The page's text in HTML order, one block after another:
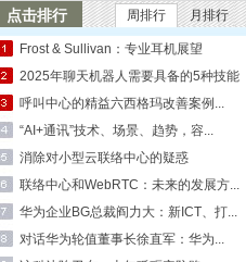
点击排行 周排行 月排行
Frost & Sullivan：专业耳机展望
2025年聊天机器人需要具备的5种技能
呼叫中心的精益六西格玛改善案例...
“AI+通讯”技术、场景、趋势，容...
消除对小型云联络中心的疑惑
联络中心和WebRTC：未来的发展方...
华为企业BG总裁阎力大：新ICT、打...
对话华为轮值董事长徐直军：华为...